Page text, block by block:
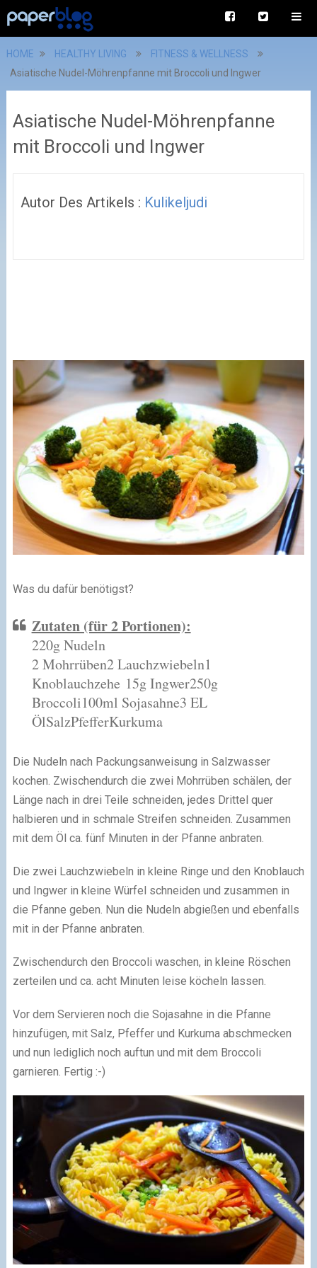
HOME HEALTHY LIVING
FITNESS & WELLNESS
Asiatische Nudel-Möhrenpfanne mit Broccoli und Ingwer
Asiatische Nudel-Möhrenpfanne
mit Broccoli und Ingwer
Autor Des Artikels : Kulikeljudi
Was du dafür benötigst?
Zutaten (für 2 Portionen):
220g Nudeln
2 Mohrrüben2 Lauchzwiebeln1
Knoblauchzehe 15g Ingwer250g
Broccoli100ml Sojasahne3 EL
ÖlSalzPfefferKurkuma
Die Nudeln nach Packungsanweisung in Salzwasser
kochen. Zwischendurch die zwei Mohrrüben schälen, der
Länge nach in drei Teile schneiden, jedes Drittel quer
halbieren und in schmale Streifen schneiden. Zusammen
mit dem Öl ca. fünf Minuten in der Pfanne anbraten.
Die zwei Lauchzwiebeln in kleine Ringe und den Knoblauch
und Ingwer in kleine Würfel schneiden und zusammen in
die Pfanne geben. Nun die Nudeln abgießen und ebenfalls
mit in der Pfanne anbraten.
Zwischendurch den Broccoli waschen, in kleine Röschen
zerteilen und ca. acht Minuten leise köcheln lassen.
Vor dem Servieren noch die Sojasahne in die Pfanne
hinzufügen, mit Salz, Pfeffer und Kurkuma abschmecken
und nun lediglich noch auftun und mit dem Broccoli
garnieren. Fertig :-)